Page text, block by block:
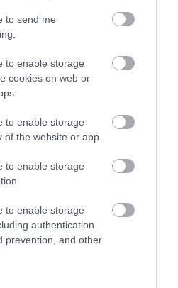
to send me
to enable storage
cookies on web or
to enable storage
of the website or app.
to enable storage
to enable storage
authentication
prevention, and other
nagy része,és ez
erre az
fogalma sincsen, mit
a borjúláb……
Úgy
a
sem vesztett
színéből, ötvözi a
íz világot, a hozzá
ízharmóniát
Sajnálatosan
hogy,olyan